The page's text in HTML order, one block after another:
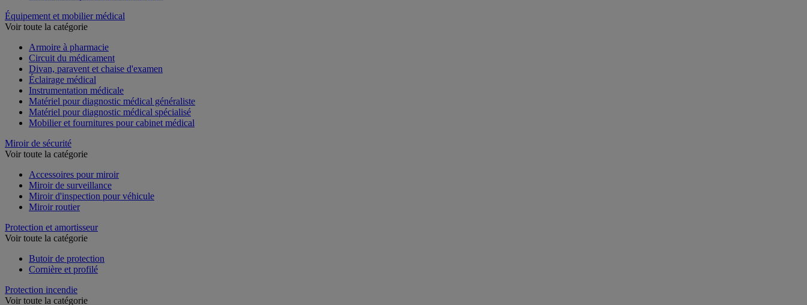
Équipement et mobilier médical
Armoire à pharmacie
Circuit du médicament
Divan, paravent et chaise d'examen
Éclairage médical
Instrumentation médicale
Matériel pour diagnostic médical généraliste
Matériel pour diagnostic médical spécialisé
Miroir de sécurité
Accessoires pour miroir
Miroir de surveillance
Miroir d'inspection pour véhicule
Protection et amortisseur
Butoir de protection
Protection incendie